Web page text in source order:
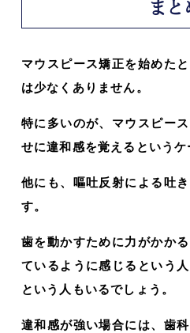
まと
マウスピース矯正を始めた
は少なくありません。
特に多いのが、マウスピー
せに違和感を覚えるというケ
他にも、嘔吐反射による吐
す。
歯を動かすために力がかか
ているように感じるという
という人もいるでしょう。
違和感が強い場合には、歯